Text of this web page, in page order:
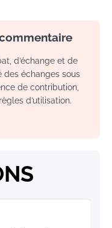
d’échange et de
des échanges sous
de contribution,
d’utilisation.